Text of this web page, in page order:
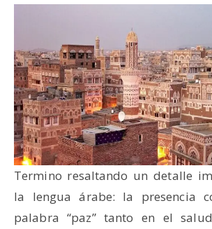
Termino resaltando un detalle
la lengua árabe: la presencia
palabra “paz” tanto en el